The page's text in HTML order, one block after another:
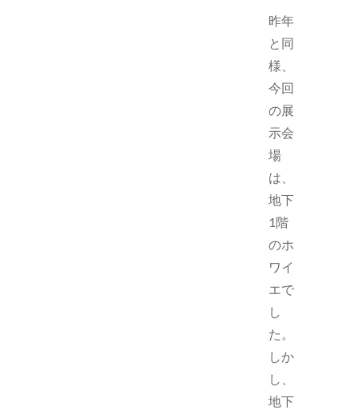
昨年
と同
様、
今回
の展
示会
場
は、
地下
1階
のホ
ワイ
エで
し
た。
しか
し、
地下